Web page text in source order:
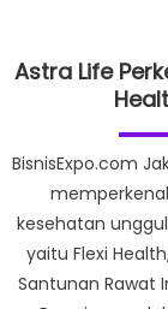
Astra Life
BisnisExpo.com
kesehatan
yaitu Flexi
Santunan Rawat